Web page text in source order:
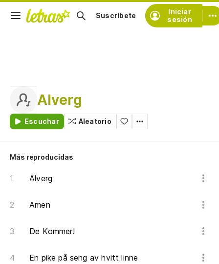
Iniciar
sesión
Suscríbete
Alverg
Escuchar Aleatorio
Más reproducidas
Alverg
Amen
De Kommer!
En pike på seng av hvitt linne